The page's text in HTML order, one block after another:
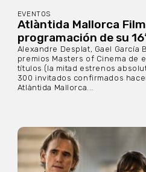
EVENTOS
Atlàntida Mallorca
programación de su
Alexandre Desplat, Gael García
premios Masters of Cinema de
títulos (la mitad estrenos
300 invitados confirmados
Atlàntida Mallorca...